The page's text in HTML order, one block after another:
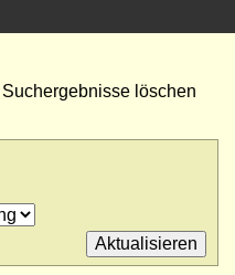
löschen